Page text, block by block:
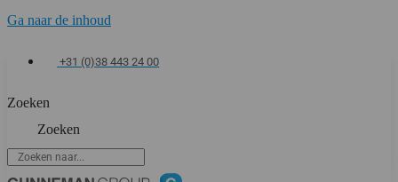
Ga naar de inhoud
+31 (0)38 443 24 00
Zoeken
Zoeken